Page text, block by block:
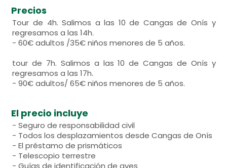
Precios
Tour de 4h. Salimos a las 10 de Cangas de Onís y
regresamos a las 14h.
- 60€ adultos /35€ niños menores de 5 años.
tour de 7h. Salimos a las 10 de Cangas de Onís y
regresamos a las 17h.
- 90€ adultos/ 65€ niños menores de 5 años.
El precio incluye
- Seguro de responsabilidad civil
- Todos los desplazamientos desde Cangas de Onís
- El préstamo de prismáticos
- Telescopio terrestre
- Guías de identificación de aves